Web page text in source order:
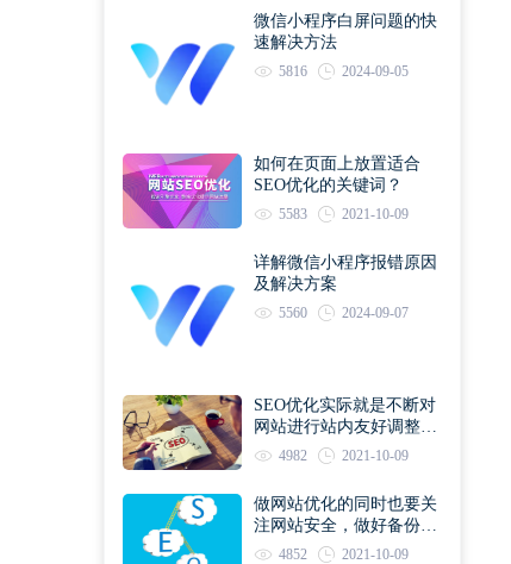
微信小程序白屏问题的快
速解决方法
5816 2024-09-05
如何在页面上放置适合
SEO优化的关键词？
5583 2021-10-09
详解微信小程序报错原因
及解决方案
5560 2024-09-07
SEO优化实际就是不断对
网站进行站内友好调整直
到符合优化规则
4982 2021-10-09
做网站优化的同时也要关
注网站安全，做好备份工
作 4852 2021-10-09